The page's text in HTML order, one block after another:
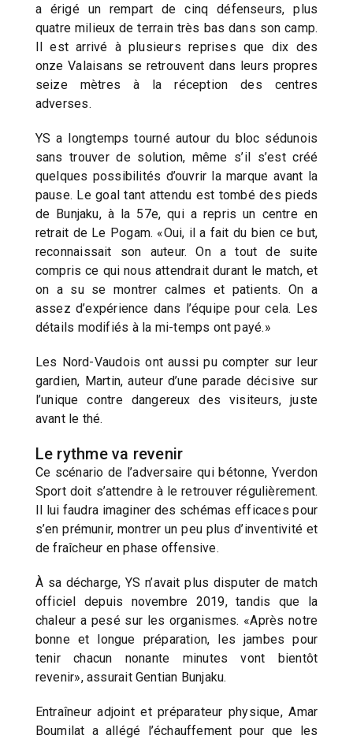
a érigé un rempart de cinq défenseurs, plus
quatre milieux de terrain très bas dans son camp.
Il est arrivé à plusieurs reprises que dix des
onze Valaisans se retrouvent dans leurs propres
seize mètres à la réception des centres
adverses.
YS a longtemps tourné autour du bloc sédunois
sans trouver de solution, même s’il s’est créé
quelques possibilités d’ouvrir la marque avant la
pause. Le goal tant attendu est tombé des pieds
de Bunjaku, à la 57e, qui a repris un centre en
retrait de Le Pogam. «Oui, il a fait du bien ce but,
reconnaissait son auteur. On a tout de suite
compris ce qui nous attendrait durant le match, et
on a su se montrer calmes et patients. On a
assez d’expérience dans l’équipe pour cela. Les
détails modifiés à la mi-temps ont payé.»
Les Nord-Vaudois ont aussi pu compter sur leur
gardien, Martin, auteur d’une parade décisive sur
l’unique contre dangereux des visiteurs, juste
avant le thé.
Le rythme va revenir
Ce scénario de l’adversaire qui bétonne, Yverdon
Sport doit s’attendre à le retrouver régulièrement.
Il lui faudra imaginer des schémas efficaces pour
s’en prémunir, montrer un peu plus d’inventivité et
de fraîcheur en phase offensive.
À sa décharge, YS n’avait plus disputer de match
officiel depuis novembre 2019, tandis que la
chaleur a pesé sur les organismes. «Après notre
bonne et longue préparation, les jambes pour
tenir chacun nonante minutes vont bientôt
revenir», assurait Gentian Bunjaku.
Entraîneur adjoint et préparateur physique, Amar
Boumilat a allégé l’échauffement pour que les